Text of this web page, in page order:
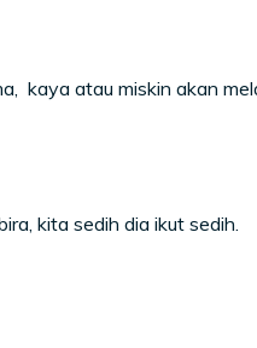
kaya atau miskin akan
kita sedih dia ikut sedih.